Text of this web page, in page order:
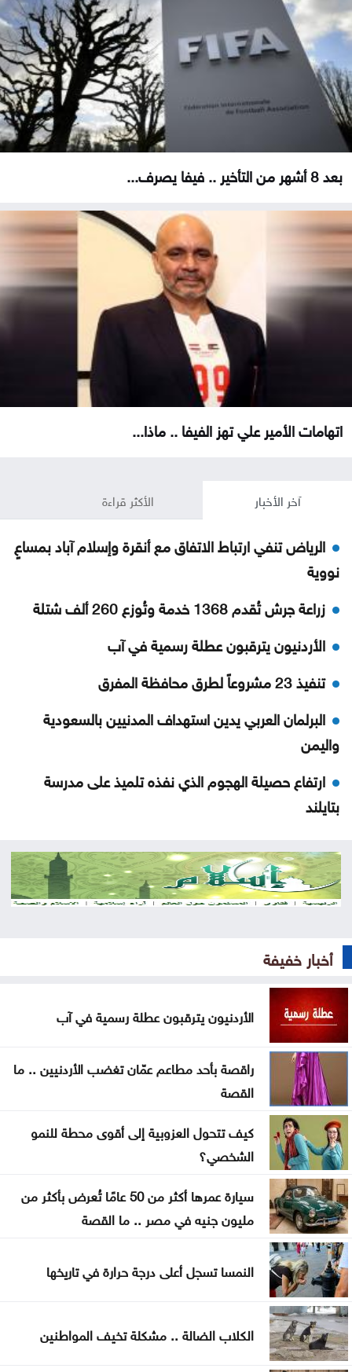
بعد 8 أشهر من التأخير .. فيفا يصرف...
اتهامات الأمير علي تهز الفيفا .. ماذا...
آخر الأخبار الأكثر قراءة
الرياض تنفي ارتباط الاتفاق مع أنقرة وإسلام آباد بمساعٍ
نووية
زراعة جرش تُقدم 1368 خدمة وتُوزع 260 ألف شتلة
الأردنيون يترقبون عطلة رسمية في آب
تنفيذ 23 مشروعاً لطرق محافظة المفرق
البرلمان العربي يدين استهداف المدنيين بالسعودية
واليمن
ارتفاع حصيلة الهجوم الذي نفذه تلميذ على مدرسة
بتايلند
احتراق 3206 مركبات في الأردن خلال عامين
السعودية للحوثيين: التحالف لن يقف مكتوف اليدين
توجيه لإزالة المركبات المهملة والمعطلة في الرصيفة
على هامش التعديل على قانون الجامعات الأردنية
توقيع اتفاقية دفاع بين السعودية وتركيا وباكستان
الجامعة العربية تدين الهجمات على السعودية واليمن
تواصل فعاليات مهرجان صيف الأردن الجمعة
أخبار خفيفة
الأردنيون يترقبون عطلة رسمية في آب
راقصة بأحد مطاعم عمّان تغضب الأردنيين .. ما
القصة
كيف تتحول العزوبية إلى أقوى محطة للنمو
الشخصي؟
سيارة عمرها أكثر من 50 عامًا تُعرض بأكثر من
مليون جنيه في مصر .. ما القصة
النمسا تسجل أعلى درجة حرارة في تاريخها
الكلاب الضالة .. مشكلة تخيف المواطنين